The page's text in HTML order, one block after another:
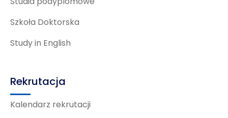
Szkoła Doktorska
Study in English
Rekrutacja
Kalendarz rekrutacji